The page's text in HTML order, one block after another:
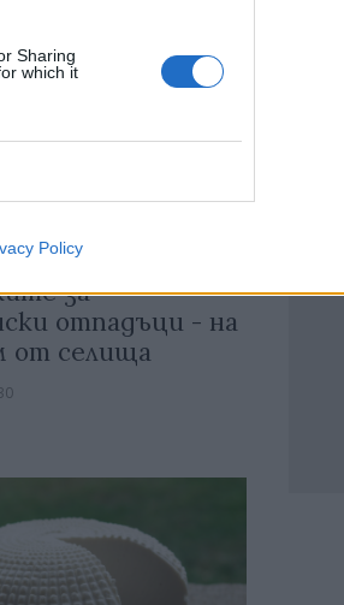
Sharing
which it
Policy
за
отпадъци - на
от селища